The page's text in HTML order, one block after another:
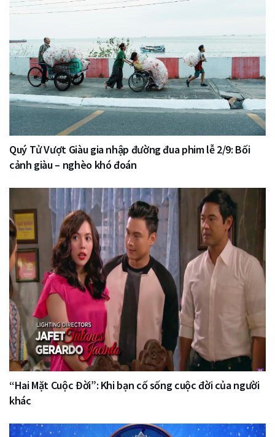
Quý Tử Vượt Giàu gia nhập đường đua phim lễ 2/9: Bối
cảnh giàu – nghèo khó đoán
“Hai Mặt Cuộc Đời”: Khi bạn cố sống cuộc đời của người
khác